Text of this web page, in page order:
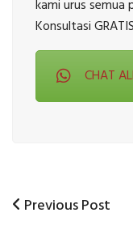
kami urus semua
Konsultasi
CHAT
Post
Previous
Previous Post